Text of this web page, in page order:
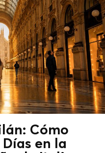
Cómo
Días en la